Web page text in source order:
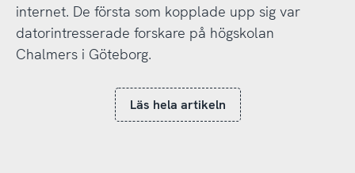
internet. De första som kopplade upp sig var
datorintresserade forskare på högskolan
Chalmers i Göteborg.
Läs hela artikeln